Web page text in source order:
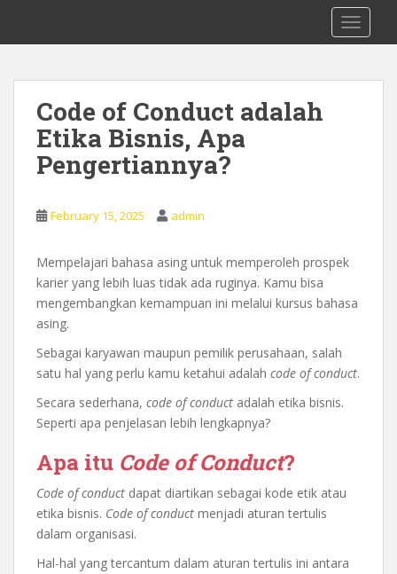
i
0878 8705 9305 Kursus Bahasa Inggis
dari Dasar Untuk Pemula Mataram
Code of Conduct adalah
Etika Bisnis, Apa
Pengertiannya?
February 15, 2025 admin
Mempelajari bahasa asing untuk memperoleh prospek
karier yang lebih luas tidak ada ruginya. Kamu bisa
mengembangkan kemampuan ini melalui kursus bahasa
asing.
Sebagai karyawan maupun pemilik perusahaan, salah
satu hal yang perlu kamu ketahui adalah code of conduct.
Secara sederhana, code of conduct adalah etika bisnis.
Seperti apa penjelasan lebih lengkapnya?
Apa itu Code of Conduct?
Code of conduct dapat diartikan sebagai kode etik atau
etika bisnis. Code of conduct menjadi aturan tertulis
dalam organisasi.
Hal-hal yang tercantum dalam aturan tertulis ini antara